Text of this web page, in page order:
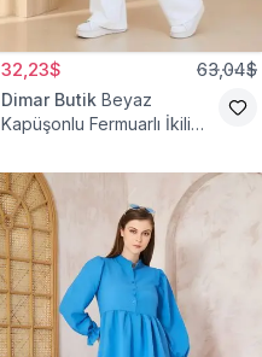
32,23$ 63,04$
Dimar Butik Beyaz
Kapüşonlu Fermuarlı İkili